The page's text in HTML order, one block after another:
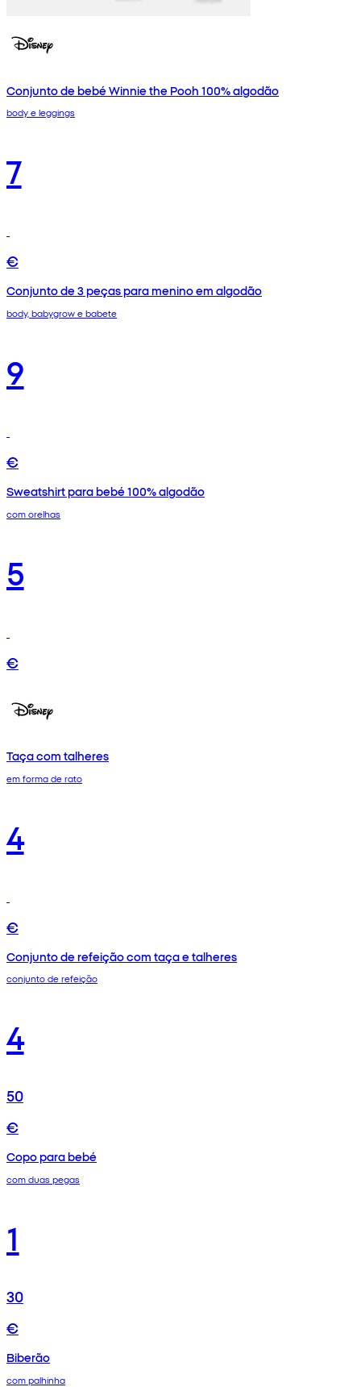
Conjunto de bebé Winnie the Pooh 100% algodão
body e leggings
7
€
Conjunto de 3 peças para menino em algodão
body, babygrow e babete
9
€
Sweatshirt para bebé 100% algodão
com orelhas
5
€
Taça com talheres
em forma de rato
4
€
Conjunto de refeição com taça e talheres
conjunto de refeição
4
50
€
Copo para bebé
com duas pegas
1
30
€
Biberão
com palhinha